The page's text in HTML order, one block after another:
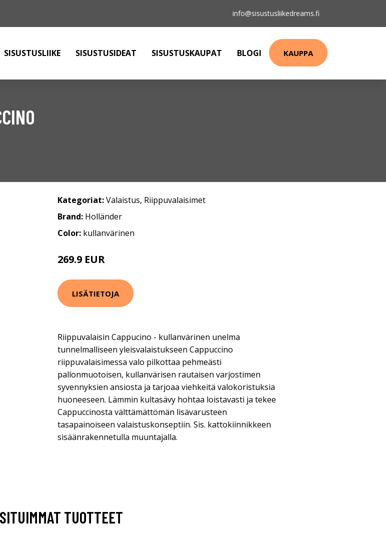
info@sisustusliikedreams.fi
SISUSTUSLIIKE SISUSTUSIDEAT SISUSTUSKAUPAT BLOGI KAUPPA
Kategoriat:Valaistus, Riippuvalaisimet
Brand: Holländer
Color: kullanvärinen
269.9 EUR
LISÄTIETOJA
Riippuvalaisin Cappucino - kullanvärinen unelma
tunnelmalliseen yleisvalaistukseen Cappuccino
riippuvalaisimessa valo pilkottaa pehmeästi
pallonmuotoisen, kullanvärisen rautaisen varjostimen
syvennyksien ansiosta ja tarjoaa viehkeitä valokoristuksia
huoneeseen. Lämmin kultasävy hohtaa loistavasti ja tekee
Cappuccinosta välttämättömän lisävarusteen
tasapainoiseen valaistuskonseptiin. Sis. kattokiinnikkeen
sisäänrakennetulla muuntajalla.
TUOTTEET